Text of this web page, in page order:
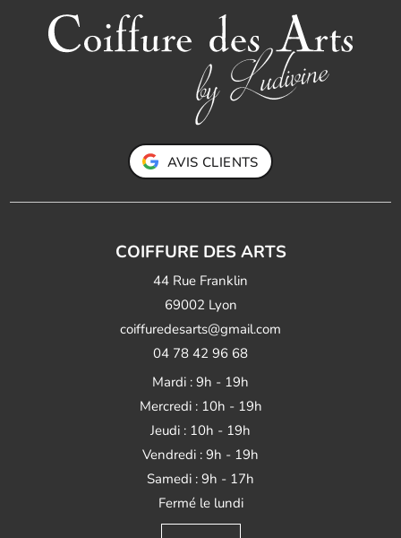
AVIS CLIENTS
COIFFURE DES ARTS
44 Rue Franklin
69002 Lyon
coiffuredesarts@gmail.com
04 78 42 96 68
Mardi : 9h - 19h
Mercredi : 10h - 19h
Jeudi : 10h - 19h
Vendredi : 9h - 19h
Samedi : 9h - 17h
Fermé le lundi